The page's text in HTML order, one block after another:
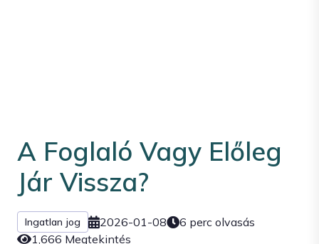
A Foglaló Vagy Előleg
Jár Vissza?
Ingatlan jog 2026-01-08
6 perc olvasás
1,666 Megtekintés